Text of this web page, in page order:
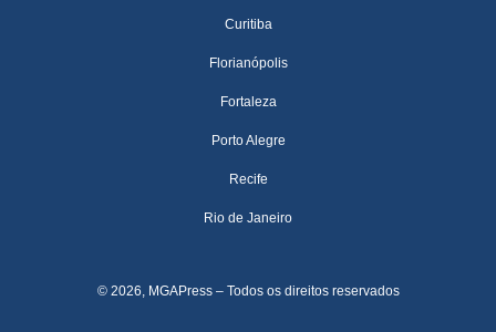
Curitiba
Florianópolis
Fortaleza
Porto Alegre
Recife
Rio de Janeiro
© 2026, MGAPress – Todos os direitos reservados